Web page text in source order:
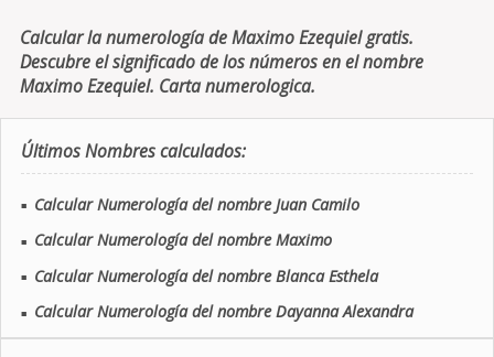
Calcular la numerología de Maximo Ezequiel gratis.
Descubre el significado de los números en el nombre
Maximo Ezequiel. Carta numerologica.
Últimos Nombres calculados:
■ Calcular Numerología del nombre Juan Camilo
■ Calcular Numerología del nombre Maximo
■ Calcular Numerología del nombre Blanca Esthela
■ Calcular Numerología del nombre Dayanna Alexandra